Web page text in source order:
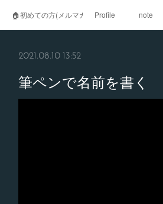
🏠初めての方(メルマガ登録)Profile note
2021.08.10 13:52
筆ペンで名前を書く